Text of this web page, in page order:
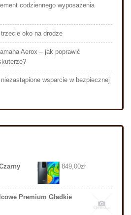
codziennego wyposażenia
oko na drodze
Aerox – jak poprawić
wsparcie w bezpiecznej
849,00zł
Premium Gładkie